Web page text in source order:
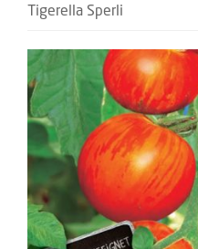
Tigerella Sperli